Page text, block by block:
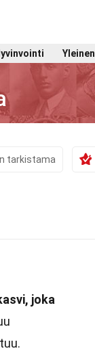
Yleinen
tarkistama
joka